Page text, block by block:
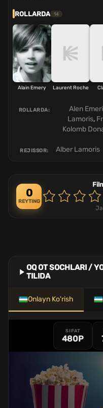
ROLLARDA 14
Alain Emery Laurent Roche
ROLLARDA: Alen Emeri
Lamoris,
Kolomb
REJISSOR: Alber Lamoris
0
REYTING
OQ OT SOCHLARI /
TILIDA
Onlayn Ko'rish
SIFAT
480P